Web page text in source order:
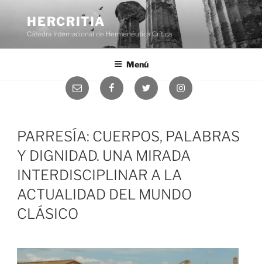
contenido
HERCRITIA
Cátedra Internacional de Hermenéutica Crítica
Menú
PARRESÍA: CUERPOS, PALABRAS
Y DIGNIDAD. UNA MIRADA
INTERDISCIPLINAR A LA
ACTUALIDAD DEL MUNDO
CLÁSICO
Correo
electrónico
FacebookTwitter Instagram